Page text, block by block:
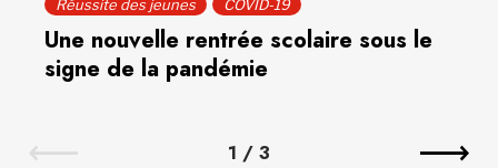
Réussite des jeunes COVID-19
Une nouvelle rentrée scolaire sous le
signe de la pandémie
1 / 3